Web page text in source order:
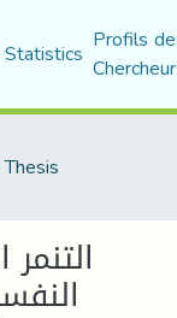
Statistics Profils